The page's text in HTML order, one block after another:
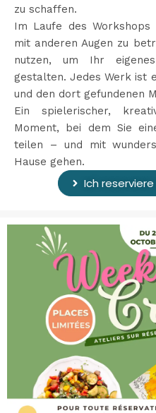
zu schaffen.
Im Laufe des
mit anderen Augen zu
nutzen, um Ihr
gestalten. Jedes Werk ist
und den dort gefundenen
Ein spielerischer,
Moment, bei dem Sie
teilen – und mit
Hause gehen.
Ich